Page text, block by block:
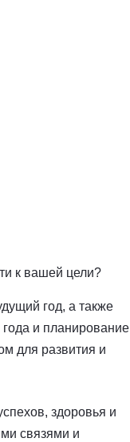
к вашей цели?
год, а также
и планирование
для развития и
здоровья и
связями и